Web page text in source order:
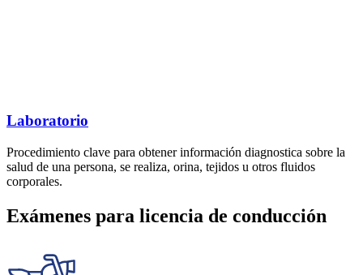
Laboratorio
Procedimiento clave para obtener información diagnostica sobre la
salud de una persona, se realiza, orina, tejidos u otros fluidos
corporales.
Exámenes para licencia de conducción